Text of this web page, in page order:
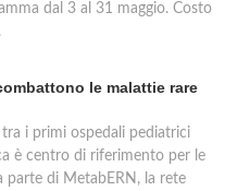
dal 3 al 31 maggio. Costo
le malattie rare
i primi ospedali pediatrici
è centro di riferimento per le
parte di MetabERN, la rete